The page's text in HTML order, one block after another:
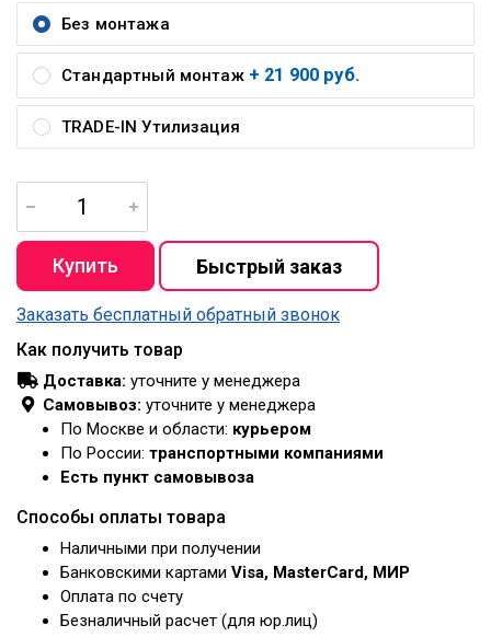
Без монтажа
Стандартный монтаж + 21 900 руб.
TRADE-IN Утилизация
Заказать бесплатный обратный звонок
Как получить товар
Доставка: уточните у менеджера
Самовывоз: уточните у менеджера
По Москве и области: курьером
По России: транспортными компаниями
Есть пункт самовывоза
Способы оплаты товара
Наличными при получении
Банковскими картами Visa, MasterCard, МИР
Оплата по счету
Безналичный расчет (для юр.лиц)